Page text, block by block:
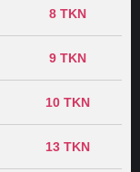
8 TKN
9 TKN
10 TKN
13 TKN